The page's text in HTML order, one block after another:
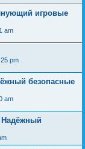
игровые
am
pm
безопасные
am
Надёжный